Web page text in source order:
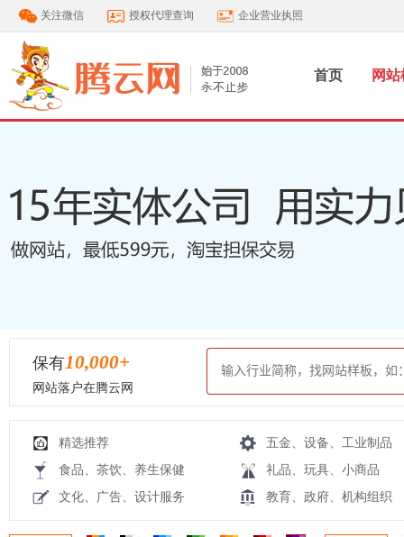
关注微信 授权代理查询 企业营业执照
首页 网
保有10,000+
网站落户在腾云网
精选推荐
五金、设备、工业制品
食品、茶饮、养生保健
礼品、玩具、小商品
文化、广告、设计服务
教育、政府、机构组织